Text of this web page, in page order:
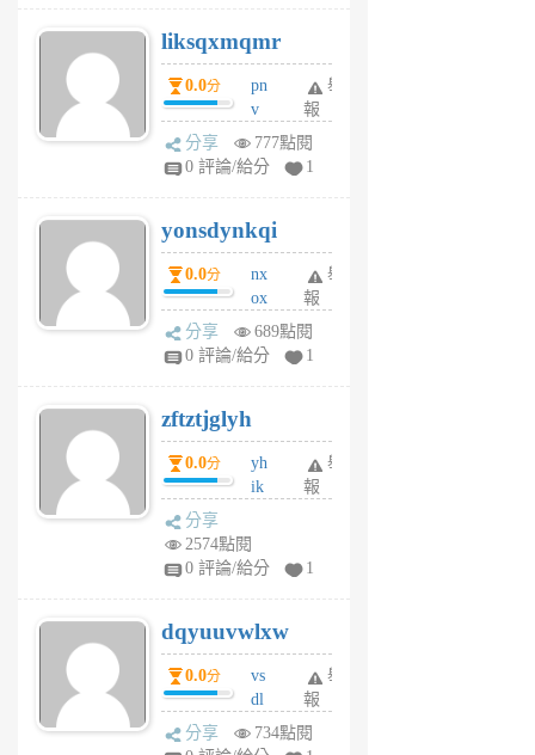
6
個
月
前
liksqxmqmr
0.0分
pn
v
wt
sv
6
個
月
前
舉
報
分享
777點閱
0 評論/給分
1
yonsdynkqi
0.0分
nx
ox
rh
pe
月
前
舉
報
分享
689點閱
0 評論/給分
1
zftztjglyh
0.0分
yh
ik
tu
6
個
月
前
舉
報
分享
2574點閱
0 評論/給分
1
dqyuuvwlxw
0.0分
vs
dl
sq
fy
舉
報
分享
734點閱